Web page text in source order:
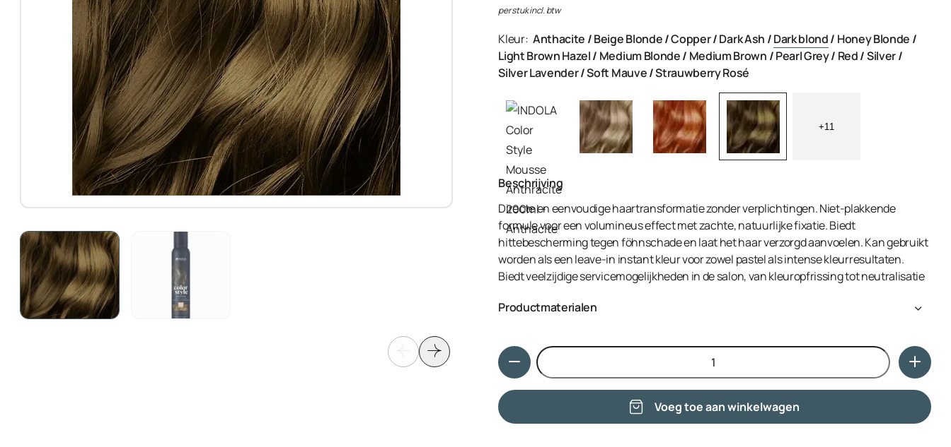
per stuk incl. btw
Kleur: Anthacite /Beige Blonde/Copper/Dark Ash /Dark blond/ Honey Blonde /
Light Brown Hazel/ Medium Blonde/ Medium Brown /Pearl Grey/ Red/Silver/
Silver Lavender/Soft Mauve/Strauwberry Rosé
+11
Beschrijving
Directe en eenvoudige haartransformatie zonder verplichtingen. Niet-plakkende
formule voor een volumineus effect met zachte, natuurlijke fixatie. Biedt
hittebescherming tegen föhnschade en laat het haar verzorgd aanvoelen. Kan gebruikt
worden als een leave-in instant kleur voor zowel pastel als intense kleurresultaten.
Biedt veelzijdige servicemogelijkheden in de salon, van kleuropfrissing tot neutralisatie
Productmaterialen
Hoeveelheid
Voeg toe aan winkelwagen